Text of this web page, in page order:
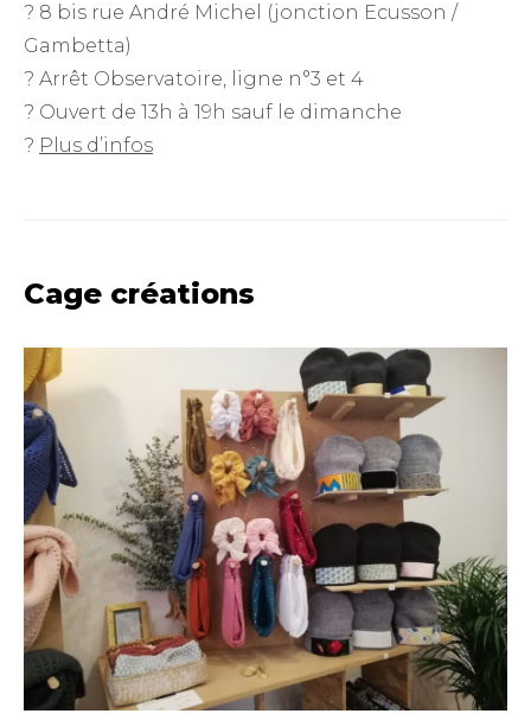
? 8 bis rue André Michel (jonction Ecusson /
Gambetta)
? Arrêt Observatoire, ligne n°3 et 4
? Ouvert de 13h à 19h sauf le dimanche
? Plus d’infos
Cage créations